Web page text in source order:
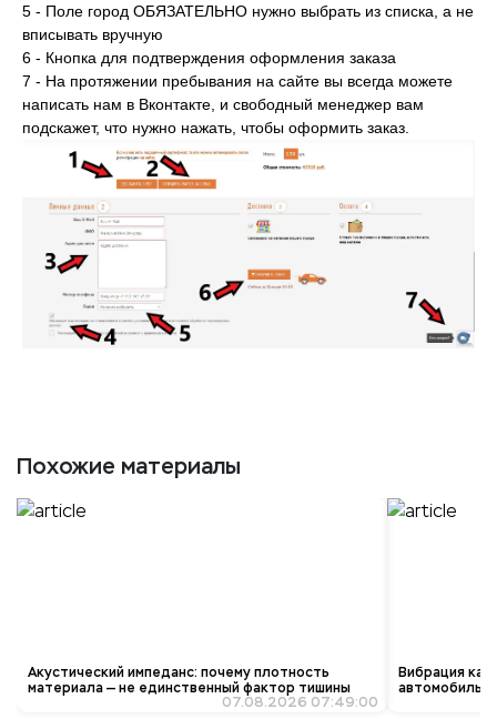
5 - Поле город ОБЯЗАТЕЛЬНО нужно выбрать из списка, а не
вписывать вручную
6 - Кнопка для подтверждения оформления заказа
7 - На протяжении пребывания на сайте вы всегда можете
написать нам в Вконтакте, и свободный менеджер вам
подскажет, что нужно нажать, чтобы оформить заказ.
Похожие материалы
Акустический импеданс: почему плотность
материала — не единственный фактор тишины
07.08.2026 07:49:00
Вибрация как
автомобиль